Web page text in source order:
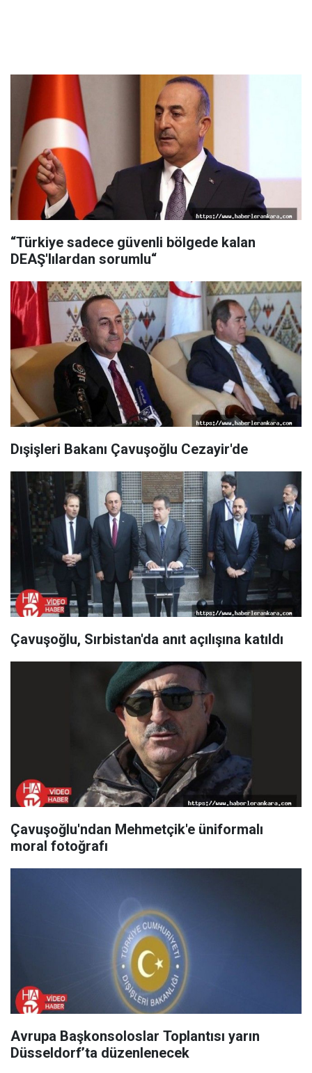
“Türkiye sadece güvenli bölgede kalan
DEAŞ'lılardan sorumlu“
Dışişleri Bakanı Çavuşoğlu Cezayir'de
Çavuşoğlu, Sırbistan'da anıt açılışına katıldı
Çavuşoğlu'ndan Mehmetçik'e üniformalı
moral fotoğrafı
Avrupa Başkonsoloslar Toplantısı yarın
Düsseldorf’ta düzenlenecek